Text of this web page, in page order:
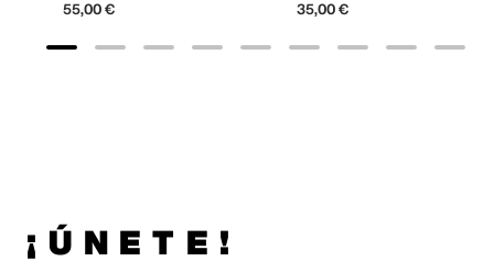
55,00 € 35,00 €
¡ÚNETE!